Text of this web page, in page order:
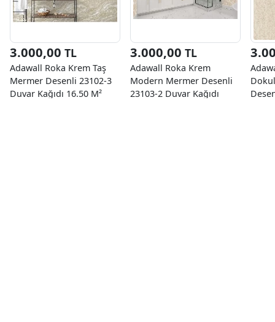
3.000,00 TL
Adawall Roka Krem Taş
Mermer Desenli 23102-3
Duvar Kağıdı 16.50 M²
3.000,00 TL
Adawall Roka Krem
Modern Mermer Desenli
23103-2 Duvar Kağıdı